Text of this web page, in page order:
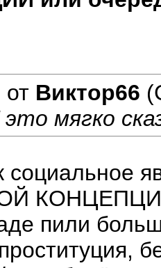
Виктор66
мягко
социальное
пили